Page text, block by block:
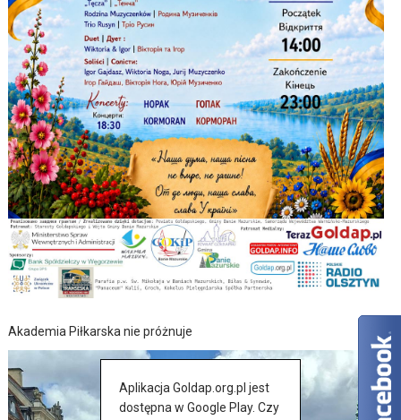
Akademia Piłkarska nie próżnuje
Aplikacja Goldap.org.pl jest
dostępna w Google Play. Czy